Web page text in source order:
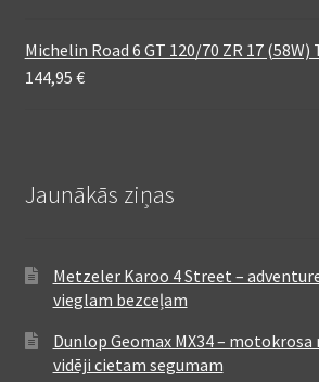
Michelin Road 6 GT 120/70 ZR 17
144,95 €
Jaunākās ziņas
Metzeler Karoo 4 Street –
vieglam bezceļam
Dunlop Geomax MX34 –
vidēji cietam segumam